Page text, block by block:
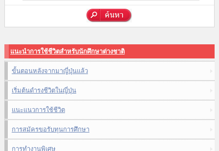
แนะนำการใช้ชีวิตสำหรับนักศึกษาต่างชาติ
ขั้นตอนหลังจากมาญี่ปุ่นแล้ว
เริ่มต้นดำรงชีวิตในญี่ปุ่น
แนะแนวการใช้ชีวิต
การสมัครขอรับทุนการศึกษา
การทำงานพิเศษ